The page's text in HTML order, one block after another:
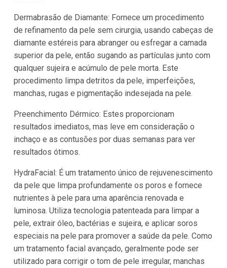
Dermabrasão de Diamante: Fornece um procedimento
de refinamento da pele sem cirurgia, usando cabeças de
diamante estéreis para abranger ou esfregar a camada
superior da pele, então sugando as partículas junto com
qualquer sujeira e acúmulo de pele morta. Este
procedimento limpa detritos da pele, imperfeições,
manchas, rugas e pigmentação indesejada na pele.
Preenchimento Dérmico: Estes proporcionam
resultados imediatos, mas leve em consideração o
inchaço e as contusões por duas semanas para ver
resultados ótimos.
HydraFacial: É um tratamento único de rejuvenescimento
da pele que limpa profundamente os poros e fornece
nutrientes à pele para uma aparência renovada e
luminosa. Utiliza tecnologia patenteada para limpar a
pele, extrair óleo, bactérias e sujeira, e aplicar soros
especiais na pele para promover a saúde da pele. Como
um tratamento facial avançado, geralmente pode ser
utilizado para corrigir o tom de pele irregular, manchas